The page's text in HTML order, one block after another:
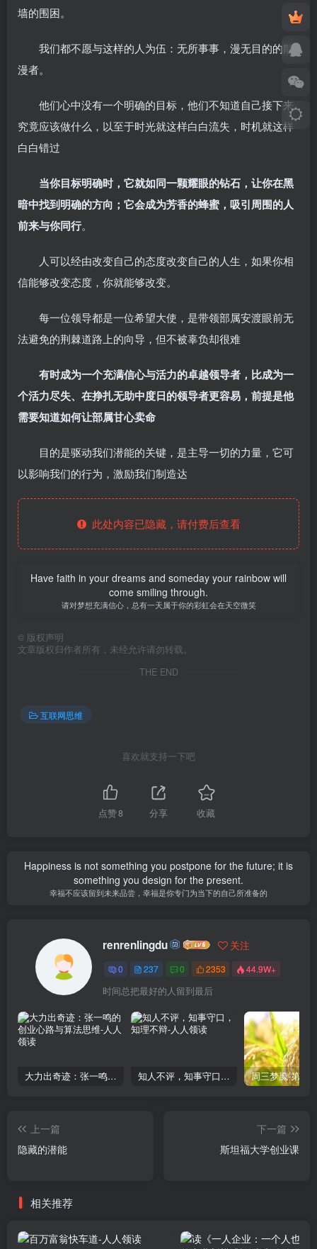
墙的围困。
我们都不愿与这样的人为伍：无所事事，漫无目的的散
漫者。
他们心中没有一个明确的目标，他们不知道自己接下来
究竟应该做什么，以至于时光就这样白白流失，时机就这样
白白错过
当你目标明确时，它就如同一颗耀眼的钻石，让你在黑
暗中找到明确的方向；它会成为芳香的蜂蜜，吸引周围的人
前来与你同行。
人可以经由改变自己的态度改变自己的人生，如果你相
信能够改变态度，你就能够改变。
每一位领导都是一位希望大使，是带领部属安渡眼前无
法避免的荆棘道路上的向导，但不被辜负却很难
有时成为一个充满信心与活力的卓越领导者，比成为一
个活力尽失、在挣扎无助中度日的领导者更容易，前提是他
需要知道如何让部属甘心卖命
目的是驱动我们潜能的关键，是主导一切的力量，它可
以影响我们的行为，激励我们制造达
此处内容已隐藏，请付费后查看
Have faith in your dreams and someday your rainbow will
come smiling through.
请对梦想充满信心，总有一天属于你的彩虹会在天空微笑
© 版权声明
文章版权归作者所有，未经允许请勿转载。
THE END
互联网思维
喜欢就支持一下吧
点赞8 分享 收藏
Happiness is not something you postpone for the future; it is
something you design for the present.
幸福不应该留到未来品尝，幸福是你专门为当下的自己所准备的
renrenlingdu 关注
0 237 0 2353 44.9W+
时间总把最好的人留到最后
大力出奇迹：张一鸣的创业心路与算法思维 知人不评，知事守口，知理不辩
上一篇
隐藏的潜能
下一篇
斯坦福大学创业课
相关推荐